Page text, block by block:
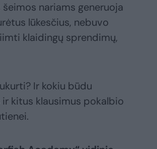
nariams generuoja
lūkesčius, nebuvo
klaidingų sprendimų,
Ir kokiu būdu
kitus klausimus pokalbio